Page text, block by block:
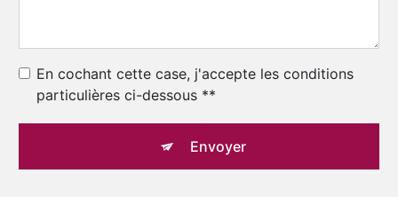
En cochant cette case, j'accepte les conditions
particulières ci-dessous **
Envoyer